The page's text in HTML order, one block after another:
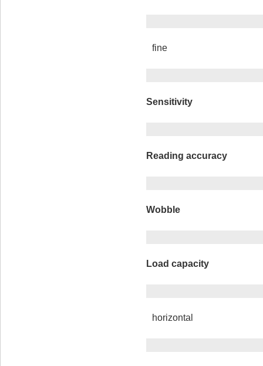
fine
Sensitivity
Reading accuracy
Wobble
Load capacity
horizontal